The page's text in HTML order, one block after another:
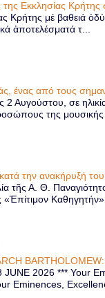
της Εκκλησίας
Κρήτης μέ βαθειά
ἀποτελέσματά τ...
ένας από τους
2 Αυγούστου, σε
της
την ανακήρυξή
τῆς Α. Θ.
«Ἐπίτιμον
JUNE 2026 *** Your
Eminences,